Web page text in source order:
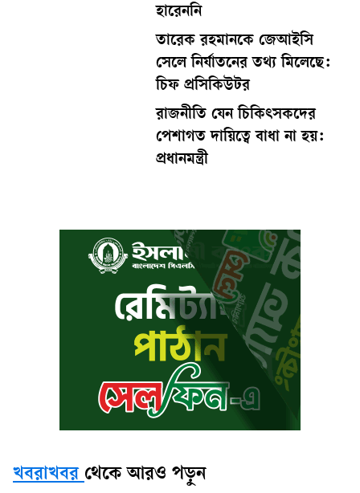
হারেননি
তারেক রহমানকে জেআইসি
সেলে নির্যাতনের তথ্য মিলেছে:
চিফ প্রসিকিউটর
রাজনীতি যেন চিকিৎসকদের
পেশাগত দায়িত্বে বাধা না হয়:
প্রধানমন্ত্রী
খবরাখবর থেকে আরও পড়ুন